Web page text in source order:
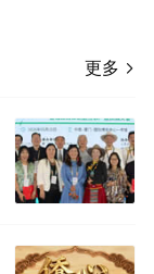
更多 